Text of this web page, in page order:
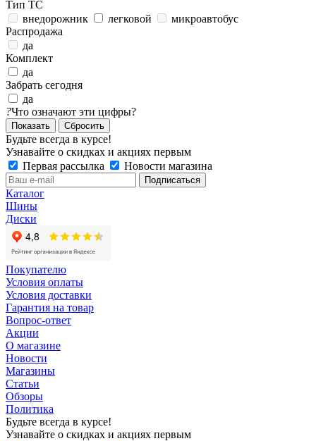
Тип ТС
внедорожник
легковой
микроавтобус
Распродажа
да
Комплект
да
Забрать сегодня
да
?Что означают эти цифры?
Сбросить
Будьте всегда в курсе!
Узнавайте о скидках и акциях первым
Первая рассылка
Новости магазина
Каталог
Шины
Диски
Покупателю
Условия оплаты
Условия доставки
Гарантия на товар
Вопрос-ответ
Акции
О магазине
Новости
Магазины
Статьи
Обзоры
Политика
Будьте всегда в курсе!
Узнавайте о скидках и акциях первым